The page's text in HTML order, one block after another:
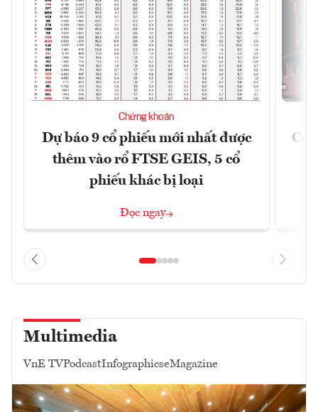
Chứng khoán
Dự báo 9 cổ phiếu mới nhất được
thêm vào rổ FTSE GEIS, 5 cổ
phiếu khác bị loại
Đọc ngay
Có
Multimedia
VnE TVPodcastInfographicseMagazine